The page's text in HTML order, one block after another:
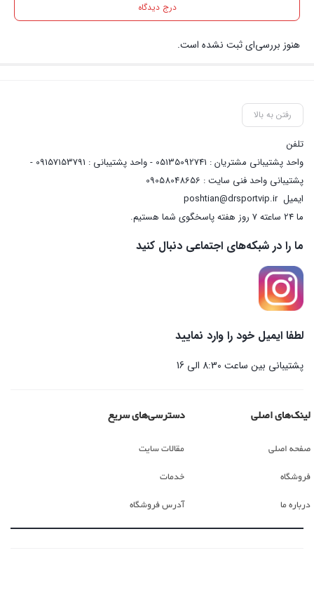
درج دیدگاه
هنوز بررسی‌ای ثبت نشده است.
رفتن به بالا
تلفن
واحد پشتیبانی مشتریان : 05135092741 - واحد پشتیبانی : 09157153791 -
پشتیبانی واحد فنی سایت : 09058048656
ایمیلposhtian@drsportvip.ir
ما 24 ساعته 7 روز هفته پاسخگوی شما هستیم.
ما را در شبکه‌های اجتماعی دنبال کنید
لطفا ایمیل خود را وارد نمایید
پشتیبانی بین ساعت 8:30 الی 16
لینک‌های اصلی
صفحه اصلی
فروشگاه
درباره ما
دسترسی‌های سریع
مقالات سایت
خدمات
آدرس فروشگاه